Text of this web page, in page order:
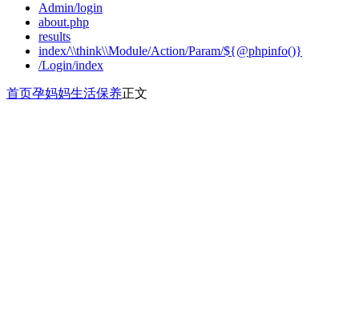
Admin/login
about.php
results
index/\\think\\Module/Action/Param/${@phpinfo()}
/Login/index
首页孕妈妈生活保养正文